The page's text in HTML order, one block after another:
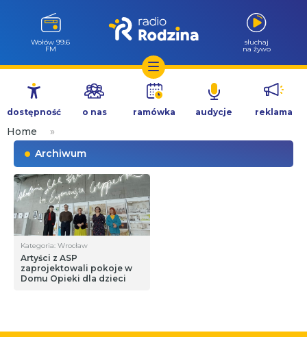
Przejdź
treści
Wołów 99.6
FM
słuchaj
na żywo
dostępność o nas ramówka audycje reklama
Home
»
Archiwum
Kategoria: Wrocław
Artyści z ASP
zaprojektowali pokoje w
Domu Opieki dla dzieci